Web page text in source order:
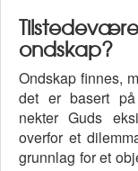
ondskap?
Ondskap finnes,
det er basert på
nekter Guds
overfor et
grunnlag for et